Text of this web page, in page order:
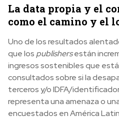
La data propia y el
como el camino y el
Uno de los resultados
que los publishersestán
ingresos sostenibles que
consultados sobre si la
terceros y/o IDFA/
representa una amenaza o
encuestados en América